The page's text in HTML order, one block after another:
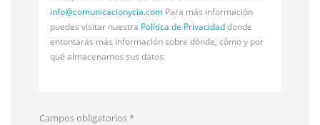
info@comunicacionycia.com Para más información
puedes visitar nuestra Política de Privacidaddonde
entontarás más información sobre dónde, cómo y por
qué almacenamos sus datos.
Campos obligatorios*